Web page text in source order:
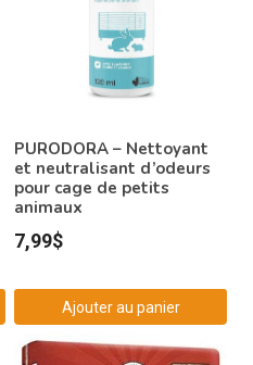
PURODORA – Nettoyant
et neutralisant d’odeurs
pour cage de petits
animaux
7,99$
Ajouter au panier